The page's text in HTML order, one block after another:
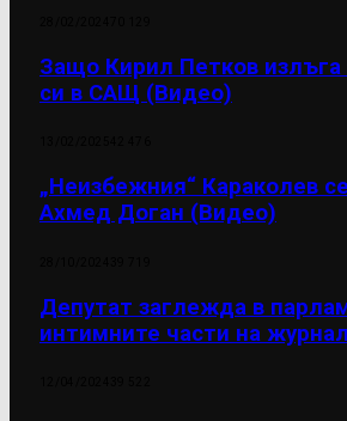
Защо Кирил Петков излъга
си в САЩ (Видео)
„Неизбежния“ Караколев
Ахмед Доган (Видео)
Депутат заглежда в
интимните части на